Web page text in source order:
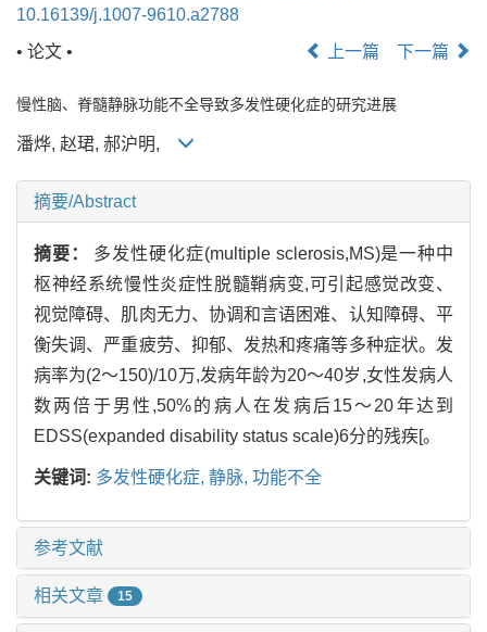
10.16139/j.1007-9610.a2788
• 论文 •
上一篇 下一篇
慢性脑、脊髓静脉功能不全导致多发性硬化症的研究进展
潘烨, 赵珺, 郝沪明,
摘要/Abstract
摘要： 多发性硬化症(multiple sclerosis,MS)是一种中
枢神经系统慢性炎症性脱髓鞘病变,可引起感觉改变、
视觉障碍、肌肉无力、协调和言语困难、认知障碍、平
衡失调、严重疲劳、抑郁、发热和疼痛等多种症状。发
病率为(2～150)/10万,发病年龄为20～40岁,女性发病人
数两倍于男性,50%的病人在发病后15～20年达到
EDSS(expanded disability status scale)6分的残疾[。
关键词: 多发性硬化症, 静脉, 功能不全
参考文献
相关文章 15